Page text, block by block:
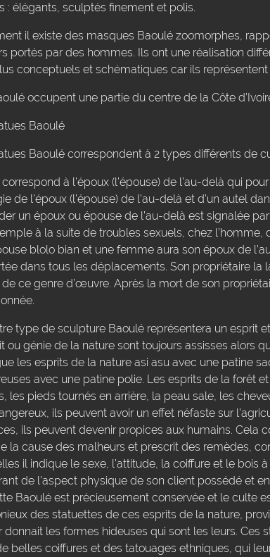
: élégants, sculptés finement et polis.
il existe des masques Baoulé zoomorphes,
portés par des hommes. Ils ont une réalisation
conceptuels et schématiques car ils représentent
occupent une partie du centre de la Côte
Baoulé
Baoulé correspondent à 2 types différents de
à l’époux (l’épouse) de l’au-delà qui
de l’époux (l’épouse) de l’au-delà et d’un autel
un époux ou épouse de l’au-delà est signalée
à la suite de troubles sexuels, chez
blolo bian et une femme aura son époux de
dans tous les déplacements. Son propriétaire la
ce genre d’œuvre. Après la mort de son
type de sculpture Baoulé représentera un esprit
ou génie de la nature sont toujours assisses alors
les esprits de la nature asi asu avec une patine
avec une patine polie. Les esprits de la forêt
les pieds tournés en arrière, la peau sale, les
ils peuvent avoir un effet néfaste sur
ils peuvent devenir propices aux humains. Cela
la cause des malheurs et prescrit des remèdes,
il indique le sexe, l’attitude, la coiffure et le bois
de l’aspect physique de son client possédé et
Baoulé est précieusement conservée et le culte
des statuettes de ces esprits de la nature,
donnait les formes hideuses qui sont les leurs.
belles coiffures et des tatouages ethniques, qui